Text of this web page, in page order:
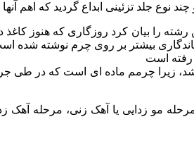
نوع جلد تزئینی ابداع گردید که اهم
را بیان کرد روزگاری که هنوز کاغذ
بیشتر بر روی چرم نوشته شده
رفته است
زیرا چرمم ماده ای است که در طی
زدایی یا آهک زنی، مرحله آهک